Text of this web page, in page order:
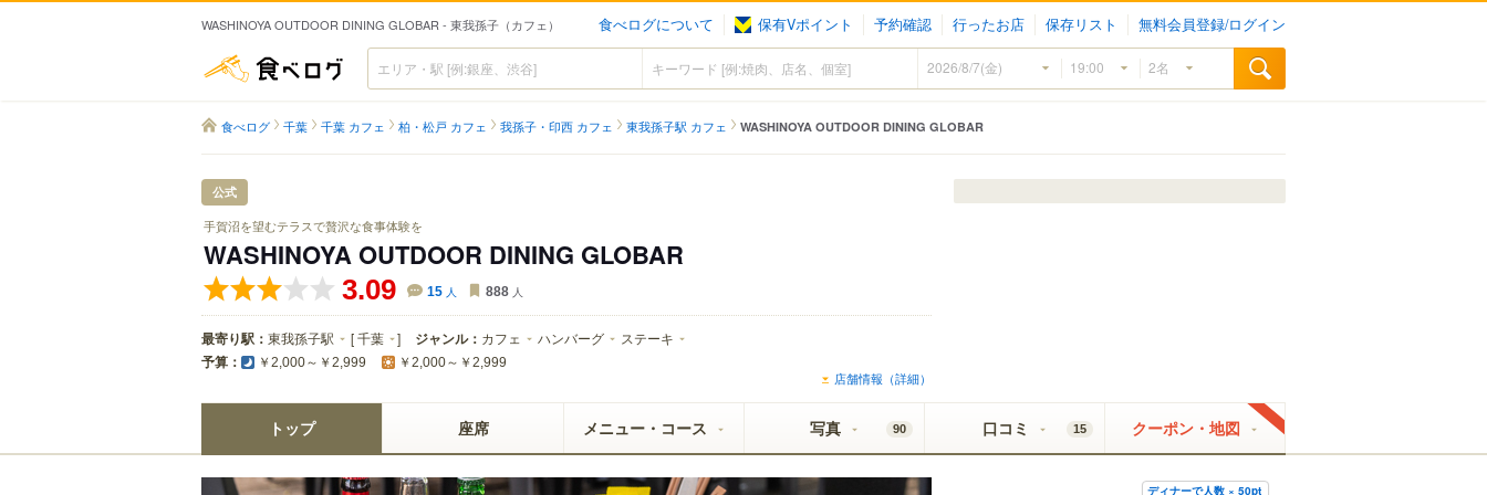
WASHINOYA OUTDOOR DINING GLOBAR - 東我孫子（カフェ） 食べログについて 保有Vポイント 予約確認 行ったお店 保存リスト 無料会員登録/ログイン
食べログ
食べログ 千葉 千葉 カフェ 柏・松戸 カフェ 我孫子・印西 カフェ 東我孫子駅 カフェ WASHINOYA OUTDOOR DINING GLOBAR
公式
手賀沼を望むテラスで贅沢な食事体験を
WASHINOYA OUTDOOR DINING GLOBAR
3.09 15 人 888 人
最寄り駅： 東我孫子駅 [千葉 ] ジャンル： カフェ ハンバーグ ステーキ
予算： ￥2,000～￥2,999 ￥2,000～￥2,999
店舗情報（詳細）
トップ 座席 メニュー・コース 写真 90 口コミ 15 クーポン・地図
ディナーで人数 × 50pt